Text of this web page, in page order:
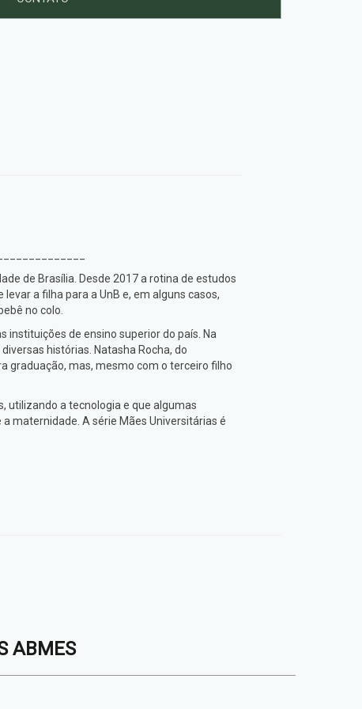
de Brasília. Desde 2017 a rotina de estudos
a filha para a UnB e, em alguns casos,
no colo.
instituições de ensino superior do país. Na
histórias. Natasha Rocha, do
graduação, mas, mesmo com o terceiro filho
utilizando a tecnologia e que algumas
maternidade. A série Mães Universitárias é
ABMES